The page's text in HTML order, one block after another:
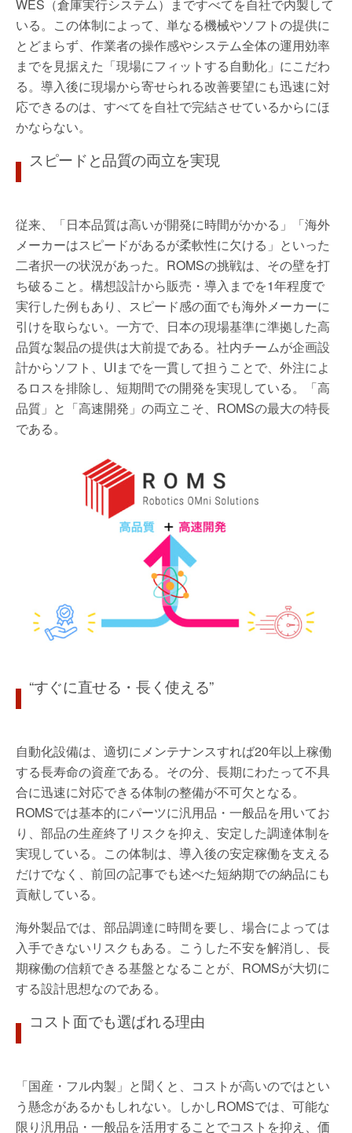
WES（倉庫実行システム）まですべてを自社で内製して
いる。この体制によって、単なる機械やソフトの提供に
とどまらず、作業者の操作感やシステム全体の運用効率
までを見据えた「現場にフィットする自動化」にこだわ
る。導入後に現場から寄せられる改善要望にも迅速に対
応できるのは、すべてを自社で完結させているからにほ
かならない。
スピードと品質の両立を実現
従来、「日本品質は高いが開発に時間がかかる」「海外
メーカーはスピードがあるが柔軟性に欠ける」といった
二者択一の状況があった。ROMSの挑戦は、その壁を打
ち破ること。構想設計から販売・導入までを1年程度で
実行した例もあり、スピード感の面でも海外メーカーに
引けを取らない。一方で、日本の現場基準に準拠した高
品質な製品の提供は大前提である。社内チームが企画設
計からソフト、UIまでを一貫して担うことで、外注によ
るロスを排除し、短期間での開発を実現している。「高
品質」と「高速開発」の両立こそ、ROMSの最大の特長
である。
“すぐに直せる・長く使える”
自動化設備は、適切にメンテナンスすれば20年以上稼働
する長寿命の資産である。その分、長期にわたって不具
合に迅速に対応できる体制の整備が不可欠となる。
ROMSでは基本的にパーツに汎用品・一般品を用いてお
り、部品の生産終了リスクを抑え、安定した調達体制を
実現している。この体制は、導入後の安定稼働を支える
だけでなく、前回の記事でも述べた短納期での納品にも
貢献している。
海外製品では、部品調達に時間を要し、場合によっては
入手できないリスクもある。こうした不安を解消し、長
期稼働の信頼できる基盤となることが、ROMSが大切に
する設計思想なのである。
コスト面でも選ばれる理由
「国産・フル内製」と聞くと、コストが高いのではとい
う懸念があるかもしれない。しかしROMSでは、可能な
限り汎用品・一般品を活用することでコストを抑え、価